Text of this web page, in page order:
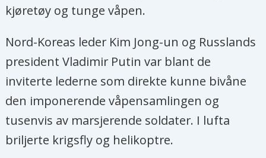
kjøretøy og tunge våpen.
Nord-Koreas leder Kim Jong-un og Russlands
president Vladimir Putin var blant de
inviterte lederne som direkte kunne bivåne
den imponerende våpensamlingen og
tusenvis av marsjerende soldater. I lufta
briljerte krigsfly og helikoptre.